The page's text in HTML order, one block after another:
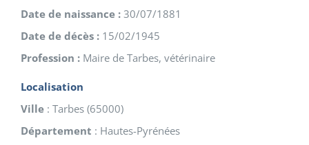
Date de naissance : 30/07/1881
Date de décès : 15/02/1945
Profession : Maire de Tarbes, vétérinaire
Localisation
Ville : Tarbes (65000)
Département : Hautes-Pyrénées